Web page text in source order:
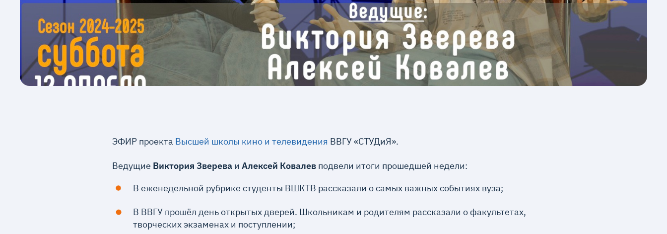
ЭФИР проекта Высшей школы кино и телевидения ВВГУ «СТУДиЯ».
Ведущие Виктория Зверева иАлексей Ковалев подвели итоги прошедшей недели:
В еженедельной рубрике студенты ВШКТВ рассказали о самых важных событиях вуза;
В ВВГУ прошёл день открытых дверей. Школьникам и родителям рассказали о факультетах,
творческих экзаменах и поступлении;